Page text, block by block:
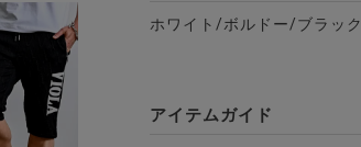
ホワイト/ボルドー/ブラック
アイテムガイド